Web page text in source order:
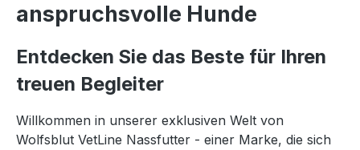
anspruchsvolle Hunde
Entdecken Sie das Beste für Ihren
treuen Begleiter
Willkommen in unserer exklusiven Welt von
Wolfsblut VetLine Nassfutter - einer Marke, die sich